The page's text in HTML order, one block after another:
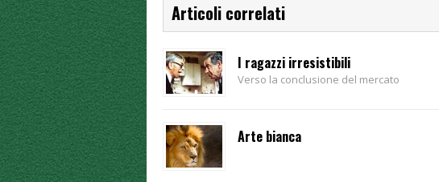
Articoli correlati
I ragazzi irresistibili
Verso la conclusione del mercato
Arte bianca